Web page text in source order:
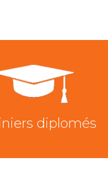
diplomés